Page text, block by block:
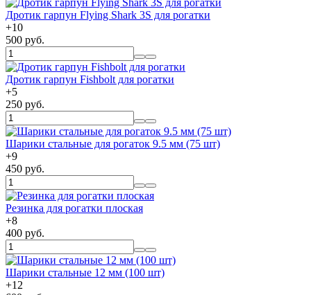
Дротик гарпун Flying Shark 3S для рогатки
+10
500 руб.
Дротик гарпун Fishbolt для рогатки
+5
250 руб.
Шарики стальные для рогаток 9.5 мм (75 шт)
+9
450 руб.
Резинка для рогатки плоская
+8
400 руб.
Шарики стальные 12 мм (100 шт)
+12